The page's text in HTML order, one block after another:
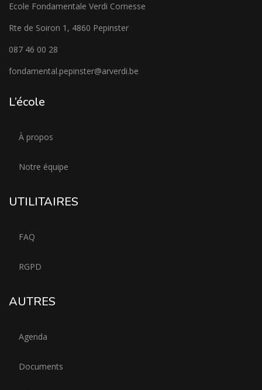
Ecole Fondamentale Verdi Cornesse
Rte de Soiron 1, 4860 Pepinster
087 46 00 28
fondamental.pepinster@arverdi.be
L’école
À propos
Notre équipe
UTILITAIRES
FAQ
RGPD
AUTRES
Agenda
Documents